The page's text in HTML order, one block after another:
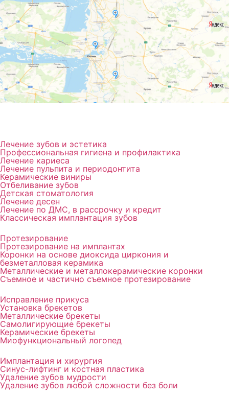
Лечение зубов и эстетика
Профессиональная гигиена и профилактика
Лечение кариеса
Лечение пульпита и периодонтита
Керамические виниры
Отбеливание зубов
Детская стоматология
Лечение десен
Лечение по ДМС, в рассрочку и кредит
Классическая имплантация зубов
Протезирование
Протезирование на имплантах
Коронки на основе диоксида циркония и
безметалловая керамика
Металлические и металлокерамические коронки
Съемное и частично съемное протезирование
Исправление прикуса
Установка брекетов
Металлические брекеты
Cамолигирующие брекеты
Керамические брекеты
Миофункциональный логопед
Имплантация и хирургия
Синус-лифтинг и костная пластика
Удаление зубов мудрости
Удаление зубов любой сложности без боли